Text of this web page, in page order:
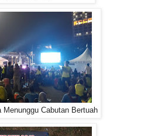
Menunggu Cabutan Bertuah